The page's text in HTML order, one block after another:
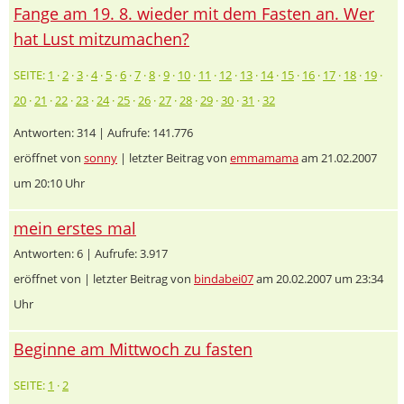
Fange am 19. 8. wieder mit dem Fasten an. Wer
hat Lust mitzumachen?
SEITE: 1 ·2 ·3 ·4· 5 ·6 ·7 ·8 ·9 · 10 · 11 · 12 · 13 · 14· 15 · 16 · 17 · 18 · 19 ·
20 ·21 ·22 ·23 ·24·25 ·26 ·27 ·28 ·29 ·30 ·31 ·32
Antworten: 314 | Aufrufe: 141.776
eröffnet von sonny | letzter Beitrag von emmamamaam 21.02.2007
um 20:10 Uhr
mein erstes mal
Antworten: 6 | Aufrufe: 3.917
eröffnet von | letzter Beitrag von bindabei07am 20.02.2007 um 23:34
Uhr
Beginne am Mittwoch zu fasten
SEITE: 1 ·2